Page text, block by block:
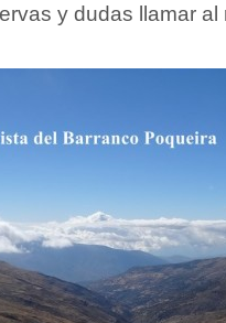
y dudas llamar al